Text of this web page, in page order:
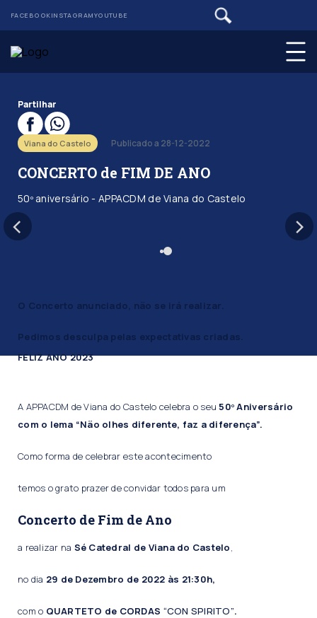
FACEBOOKINSTAGRAMYOUTUBE
Partilhar
Viana do Castelo Publicado a 28-12-2022
CONCERTO de FIM DE ANO
50º aniversário - APPACDM de Viana do Castelo
O Concerto anunciado, não se irá realizar.
Pedimos desculpa pelas expectativas criadas.
FELIZ ANO 2023
A APPACDM de Viana do Castelo celebra o seu50º Aniversário
com o lema “Não olhes diferente, faz a diferença”.
Como forma de celebrar este acontecimento
temos o grato prazer de convidar todos para um
Concerto de Fim de Ano
a realizar na Sé Catedral de Viana do Castelo,
no dia 29 de Dezembro de 2022 às 21:30h,
com o QUARTETO de CORDAS “CON SPIRITO”.